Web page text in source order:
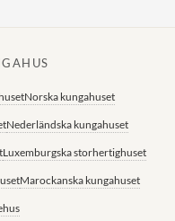
Norska kungahuset
Nederländska kungahuset
Luxemburgska storhertighuset
Marockanska kungahuset